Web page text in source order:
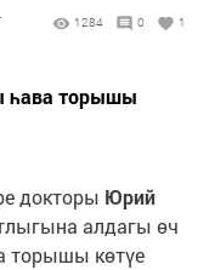
1284 0 1
һава торышы
докторы Юрий
алдагы өч
торышы көтүе